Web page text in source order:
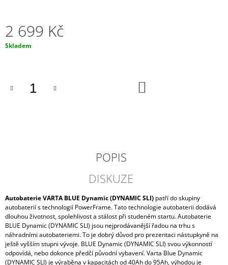
2 699 Kč
Měrná
Skladem
POPIS
DISKUZE
Autobaterie VARTA BLUE Dynamic (DYNAMIC SLI) patří do skupiny
autobaterií s technologií PowerFrame. Tato technologie autobaterii dodává
dlouhou životnost, spolehlivost a stálost při studeném startu. Autobaterie
BLUE Dynamic (DYNAMIC SLI) jsou nejprodávanější řadou na trhu s
náhradními autobateriemi. To je dobrý důvod pro prezentaci nástupkyně na
ještě vyšším stupni vývoje. BLUE Dynamic (DYNAMIC SLI) svou výkonností
odpovídá, nebo dokonce předčí původní vybavení. Varta Blue Dynamic
(DYNAMIC SLI) je výraběna v kapacitách od 40Ah do 95Ah, výhodou je
NABÍJEČKA
0.8A/5A